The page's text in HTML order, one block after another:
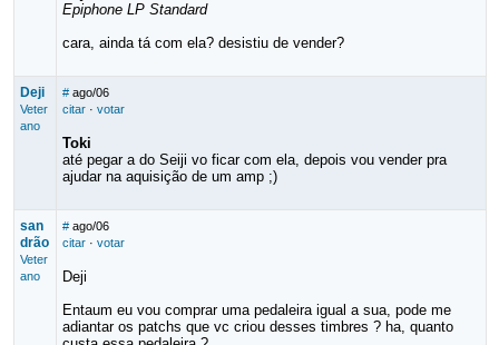
Epiphone LP Standard
cara, ainda tá com ela? desistiu de vender?
Deji
Veter
ano
# ago/06
citar· votar
Toki
até pegar a do Seiji vo ficar com ela, depois vou vender pra
ajudar na aquisição de um amp ;)
san
drão
Veter
ano
# ago/06
citar· votar
Deji
Entaum eu vou comprar uma pedaleira igual a sua, pode me
adiantar os patchs que vc criou desses timbres ? ha, quanto